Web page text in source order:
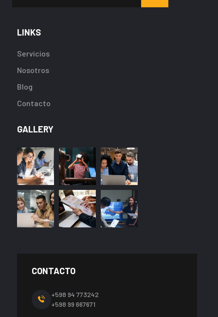
LINKS
Servicios
Nosotros
Blog
Contacto
GALLERY
CONTACTO
+598 94 773242
+598 99 667671